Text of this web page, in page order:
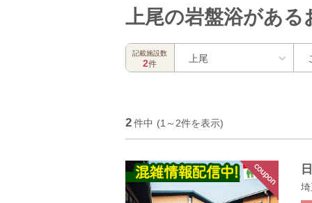
上尾の岩盤浴があ
記載施設数
2件 上尾
2件中 (1～2件を表示)